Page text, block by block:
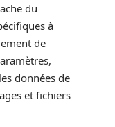
du
à
de
données de
et fichiers